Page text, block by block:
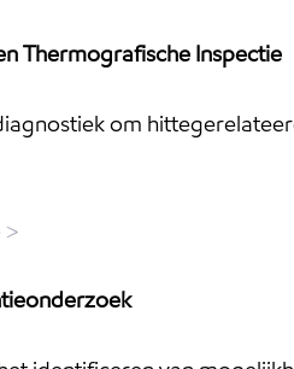
Thermografische Inspectie
om
>